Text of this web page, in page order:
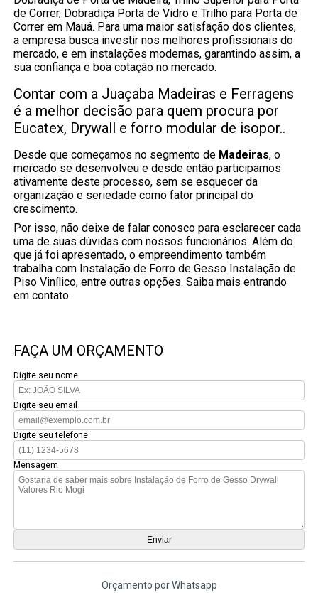
de Correr, Dobradiça Porta de Vidro e Trilho para Porta de
Correr em Mauá. Para uma maior satisfação dos clientes,
a empresa busca investir nos melhores profissionais do
mercado, e em instalações modernas, garantindo assim, a
sua confiança e boa cotação no mercado.
Contar com a Juaçaba Madeiras e Ferragens
é a melhor decisão para quem procura por
Eucatex, Drywall e forro modular de isopor..
Desde que começamos no segmento de Madeiras, o
mercado se desenvolveu e desde então participamos
ativamente deste processo, sem se esquecer da
organização e seriedade como fator principal do
crescimento.
Por isso, não deixe de falar conosco para esclarecer cada
uma de suas dúvidas com nossos funcionários. Além do
que já foi apresentado, o empreendimento também
trabalha com Instalação de Forro de Gesso Instalação de
Piso Vinílico, entre outras opções. Saiba mais entrando
em contato.
FAÇA UM ORÇAMENTO
Digite seu nome
Digite seu email
Digite seu telefone
Mensagem
Orçamento por Whatsapp